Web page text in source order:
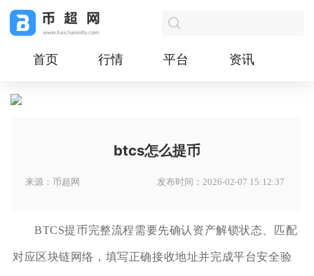
首页 行情 平台 资讯
btcs怎么提币
来源：币超网 发布时间：2026-02-07 15:12:37
BTCS提币完整流程需要先确认资产解锁状态、匹配
对应区块链网络，填写正确接收地址并完成平台安全验